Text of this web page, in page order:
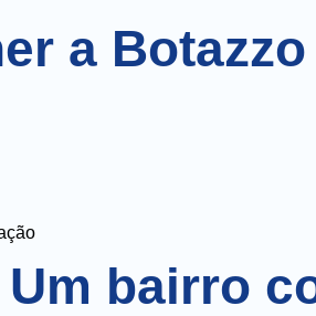
a Botazzo
bairro